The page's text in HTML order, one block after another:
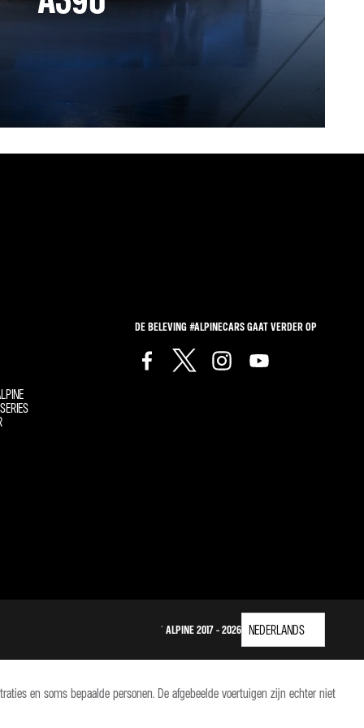
DE BELEVING #ALPINECARS GAAT VERDER OP
© ALPINE 2017 - 2026
en soms bepaalde personen. De afgebeelde voertuigen zijn echter niet